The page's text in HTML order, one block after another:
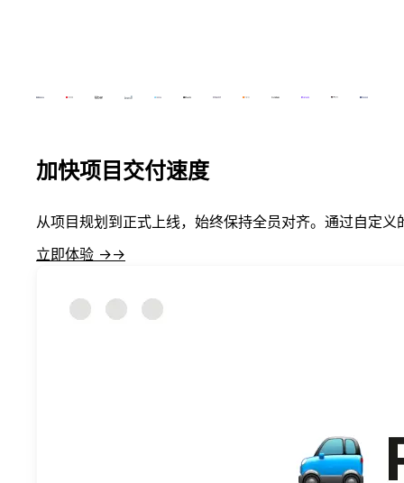
加快项目交付速度
从项目规划到正式上线，始终保持全员对齐。通过自定
立即体验 →→